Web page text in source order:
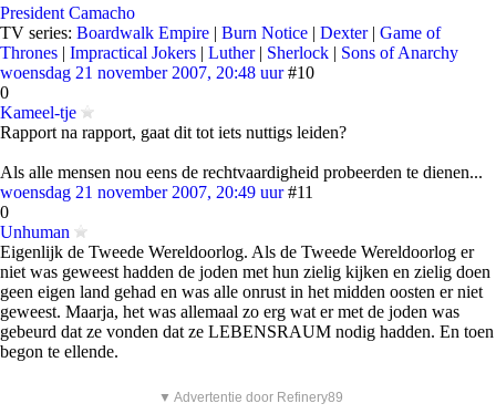
President Camacho
TV series: Boardwalk Empire | Burn Notice | Dexter| Game of
Thrones | Impractical Jokers | Luther| Sherlock | Sons of Anarchy
woensdag 21 november 2007, 20:48 uur #10
0
Kameel-tje
Rapport na rapport, gaat dit tot iets nuttigs leiden?
Als alle mensen nou eens de rechtvaardigheid probeerden te dienen...
woensdag 21 november 2007, 20:49 uur #11
0
Unhuman
Eigenlijk de Tweede Wereldoorlog. Als de Tweede Wereldoorlog er
niet was geweest hadden de joden met hun zielig kijken en zielig doen
geen eigen land gehad en was alle onrust in het midden oosten er niet
geweest. Maarja, het was allemaal zo erg wat er met de joden was
gebeurd dat ze vonden dat ze LEBENSRAUM nodig hadden. En toen
begon te ellende.
▼ Advertentie door Refinery89